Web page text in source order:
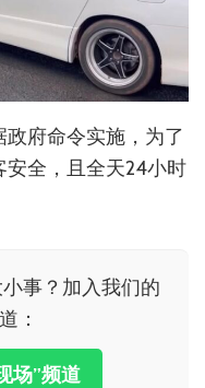
府命令实施，为了
全，且全天24小时
事？加入我们的
：
场”频道